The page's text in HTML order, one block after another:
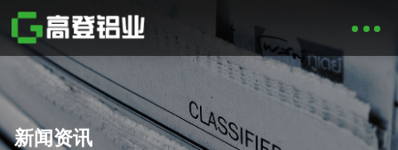
新闻资讯